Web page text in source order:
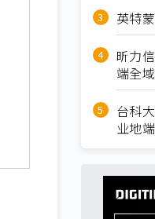
英特
昕力
端全
台科
业地